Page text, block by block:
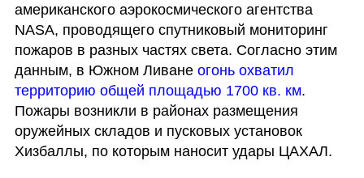
американского аэрокосмического агентства
NASA, проводящего спутниковый мониторинг
пожаров в разных частях света. Согласно этим
данным, в Южном Ливане огонь охватил
территорию общей площадью 1700 кв. км.
Пожары возникли в районах размещения
оружейных складов и пусковых установок
Хизбаллы, по которым наносит удары ЦАХАЛ.